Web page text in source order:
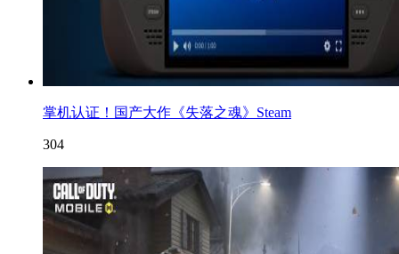
掌机认证！国产大作《失落之魂》Steam
304